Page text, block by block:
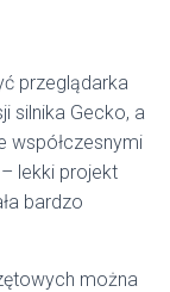
przeglądarka
silnika Gecko, a
współczesnymi
– lekki projekt
bardzo
można